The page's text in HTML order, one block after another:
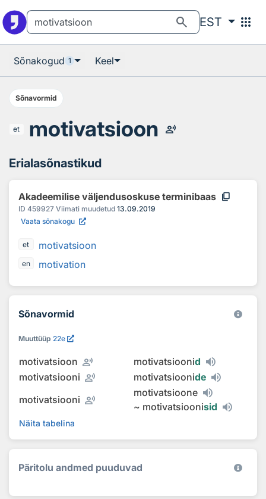
search EST apps
Sõnakogud 1 Keel
Sõnavormid
et motivatsioon record_voice_over
Erialasõnastikud
Akadeemilise väljendusoskuse terminibaas content_copy
ID 459927 Viimati muudetud 13.09.2019
Vaata sõnakogu
et motivatsioon
en motivation
Sõnavormid
Muuttüüp 22e
motivatsioon record_voice_over motivatsioonid
motivatsiooni record_voice_over motivatsioonide
motivatsiooni record_voice_over
motivatsioone
~ motivatsioonisid
Näita tabelina
Päritolu andmed puuduvad